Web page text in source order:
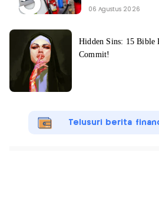
06 Agustus 2026
Telusuri berita